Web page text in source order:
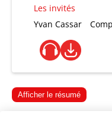
Les invités
Yvan Cassar
Afficher le résumé